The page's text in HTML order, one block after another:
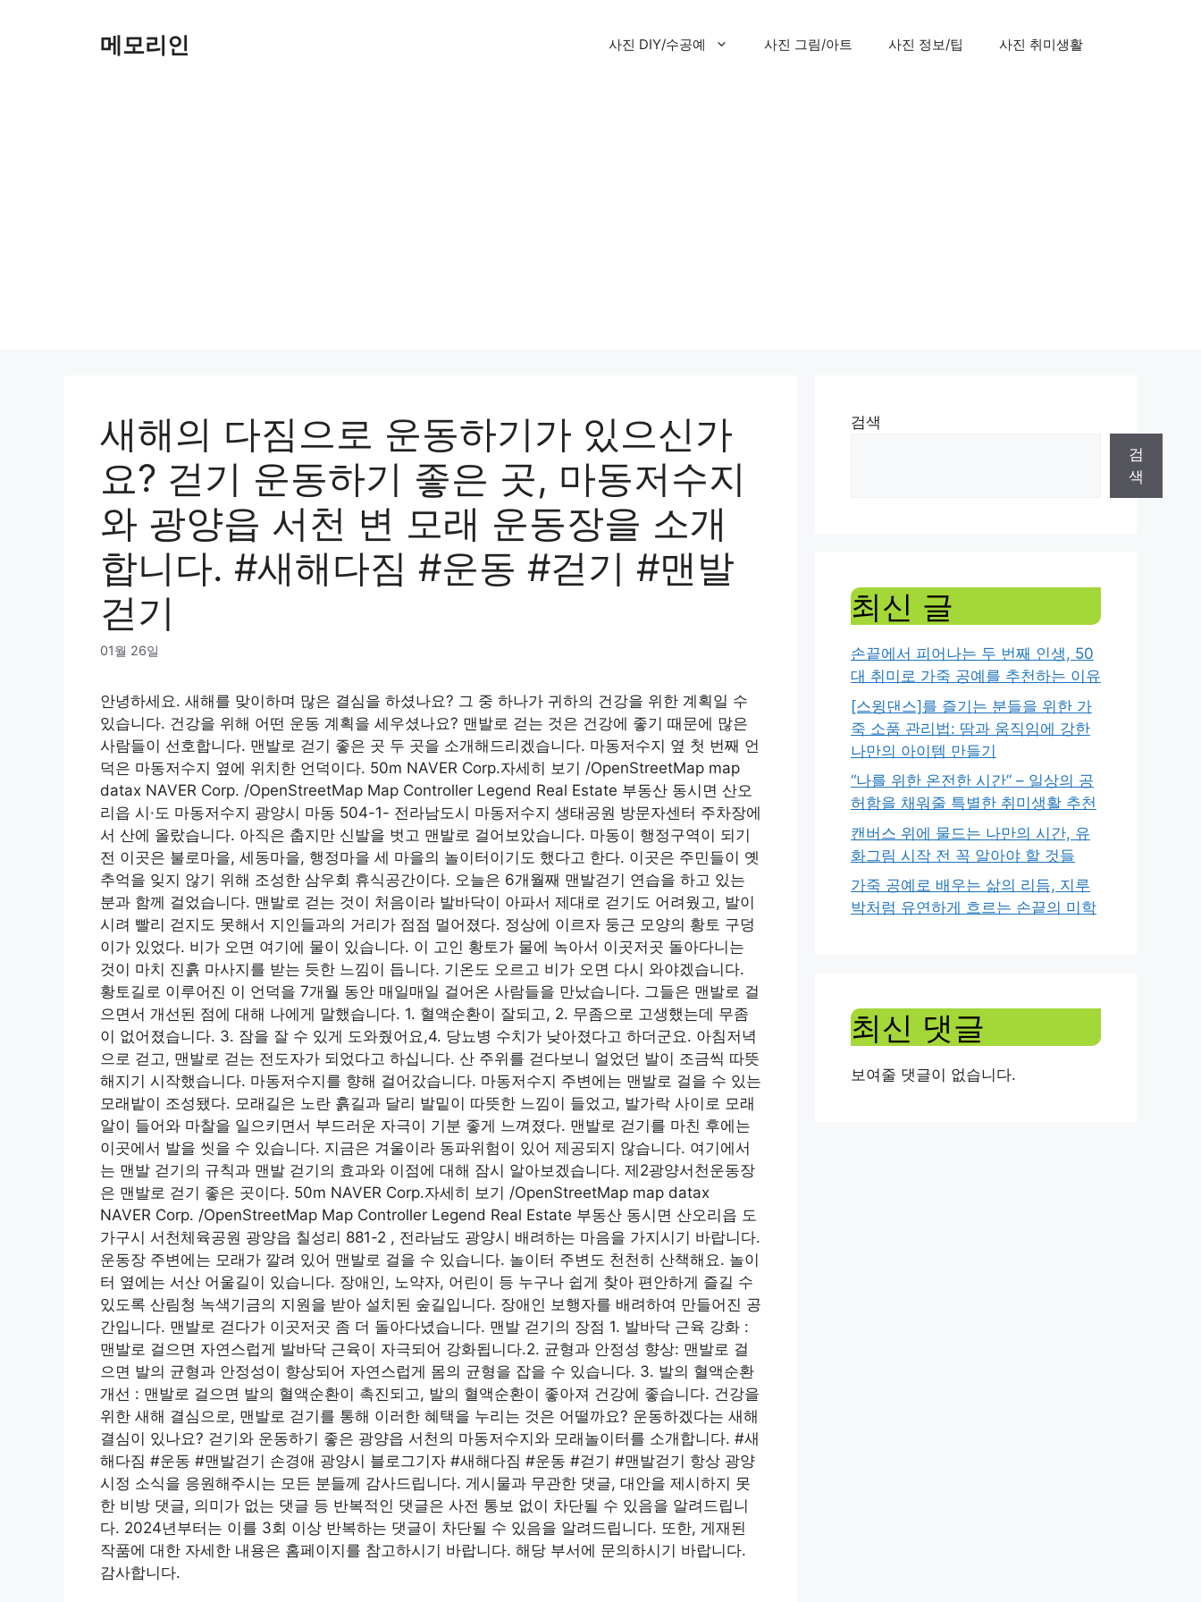
메모리인 사진 DIY/수공예 사진 그림/아트 사진 정보/팁 사진 취미생활
새해의 다짐으로 운동하기가 있으신가
요? 걷기 운동하기 좋은 곳, 마동저수지
와 광양읍 서천 변 모래 운동장을 소개
합니다. #새해다짐 #운동 #걷기 #맨발
걷기
01월 26일
안녕하세요. 새해를 맞이하며 많은 결심을 하셨나요? 그 중 하나가 귀하의 건강을 위한 계획일 수
있습니다. 건강을 위해 어떤 운동 계획을 세우셨나요? 맨발로 걷는 것은 건강에 좋기 때문에 많은
사람들이 선호합니다. 맨발로 걷기 좋은 곳 두 곳을 소개해드리겠습니다. 마동저수지 옆 첫 번째 언
덕은 마동저수지 옆에 위치한 언덕이다. 50m NAVER Corp.자세히 보기 /OpenStreetMap map
datax NAVER Corp. /OpenStreetMap Map Controller Legend Real Estate 부동산 동시면 산오
리읍 시·도 마동저수지 광양시 마동 504-1- 전라남도시 마동저수지 생태공원 방문자센터 주차장에
서 산에 올랐습니다. 아직은 춥지만 신발을 벗고 맨발로 걸어보았습니다. 마동이 행정구역이 되기
전 이곳은 불로마을, 세동마을, 행정마을 세 마을의 놀이터이기도 했다고 한다. 이곳은 주민들이 옛
추억을 잊지 않기 위해 조성한 삼우회 휴식공간이다. 오늘은 6개월째 맨발걷기 연습을 하고 있는
분과 함께 걸었습니다. 맨발로 걷는 것이 처음이라 발바닥이 아파서 제대로 걷기도 어려웠고, 발이
시려 빨리 걷지도 못해서 지인들과의 거리가 점점 멀어졌다. 정상에 이르자 둥근 모양의 황토 구덩
이가 있었다. 비가 오면 여기에 물이 있습니다. 이 고인 황토가 물에 녹아서 이곳저곳 돌아다니는
것이 마치 진흙 마사지를 받는 듯한 느낌이 듭니다. 기온도 오르고 비가 오면 다시 와야겠습니다.
황토길로 이루어진 이 언덕을 7개월 동안 매일매일 걸어온 사람들을 만났습니다. 그들은 맨발로 걸
으면서 개선된 점에 대해 나에게 말했습니다. 1. 혈액순환이 잘되고, 2. 무좀으로 고생했는데 무좀
이 없어졌습니다. 3. 잠을 잘 수 있게 도와줬어요,4. 당뇨병 수치가 낮아졌다고 하더군요. 아침저녁
으로 걷고, 맨발로 걷는 전도자가 되었다고 하십니다. 산 주위를 걷다보니 얼었던 발이 조금씩 따뜻
해지기 시작했습니다. 마동저수지를 향해 걸어갔습니다. 마동저수지 주변에는 맨발로 걸을 수 있는
모래밭이 조성됐다. 모래길은 노란 흙길과 달리 발밑이 따뜻한 느낌이 들었고, 발가락 사이로 모래
알이 들어와 마찰을 일으키면서 부드러운 자극이 기분 좋게 느껴졌다. 맨발로 걷기를 마친 후에는
이곳에서 발을 씻을 수 있습니다. 지금은 겨울이라 동파위험이 있어 제공되지 않습니다. 여기에서
는 맨발 걷기의 규칙과 맨발 걷기의 효과와 이점에 대해 잠시 알아보겠습니다. 제2광양서천운동장
은 맨발로 걷기 좋은 곳이다. 50m NAVER Corp.자세히 보기 /OpenStreetMap map datax
NAVER Corp. /OpenStreetMap Map Controller Legend Real Estate 부동산 동시면 산오리읍 도
가구시 서천체육공원 광양읍 칠성리 881-2 , 전라남도 광양시 배려하는 마음을 가지시기 바랍니다.
운동장 주변에는 모래가 깔려 있어 맨발로 걸을 수 있습니다. 놀이터 주변도 천천히 산책해요. 놀이
터 옆에는 서산 어울길이 있습니다. 장애인, 노약자, 어린이 등 누구나 쉽게 찾아 편안하게 즐길 수
있도록 산림청 녹색기금의 지원을 받아 설치된 숲길입니다. 장애인 보행자를 배려하여 만들어진 공
간입니다. 맨발로 걷다가 이곳저곳 좀 더 돌아다녔습니다. 맨발 걷기의 장점 1. 발바닥 근육 강화 :
맨발로 걸으면 자연스럽게 발바닥 근육이 자극되어 강화됩니다.2. 균형과 안정성 향상: 맨발로 걸
으면 발의 균형과 안정성이 향상되어 자연스럽게 몸의 균형을 잡을 수 있습니다. 3. 발의 혈액순환
개선 : 맨발로 걸으면 발의 혈액순환이 촉진되고, 발의 혈액순환이 좋아져 건강에 좋습니다. 건강을
위한 새해 결심으로, 맨발로 걷기를 통해 이러한 혜택을 누리는 것은 어떨까요? 운동하겠다는 새해
결심이 있나요? 걷기와 운동하기 좋은 광양읍 서천의 마동저수지와 모래놀이터를 소개합니다. #새
해다짐 #운동 #맨발걷기 손경애 광양시 블로그기자 #새해다짐 #운동 #걷기 #맨발걷기 항상 광양
시정 소식을 응원해주시는 모든 분들께 감사드립니다. 게시물과 무관한 댓글, 대안을 제시하지 못
한 비방 댓글, 의미가 없는 댓글 등 반복적인 댓글은 사전 통보 없이 차단될 수 있음을 알려드립니
다. 2024년부터는 이를 3회 이상 반복하는 댓글이 차단될 수 있음을 알려드립니다. 또한, 게재된
작품에 대한 자세한 내용은 홈페이지를 참고하시기 바랍니다. 해당 부서에 문의하시기 바랍니다.
감사합니다.
검색
검
색
최신 글
손끝에서 피어나는 두 번째 인생, 50
대 취미로 가죽 공예를 추천하는 이유
[스윙댄스]를 즐기는 분들을 위한 가
죽 소품 관리법: 땀과 움직임에 강한
나만의 아이템 만들기
“나를 위한 온전한 시간” – 일상의 공
허함을 채워줄 특별한 취미생활 추천
캔버스 위에 물드는 나만의 시간, 유
화그림 시작 전 꼭 알아야 할 것들
가죽 공예로 배우는 삶의 리듬, 지루
박처럼 유연하게 흐르는 손끝의 미학
최신 댓글
보여줄 댓글이 없습니다.